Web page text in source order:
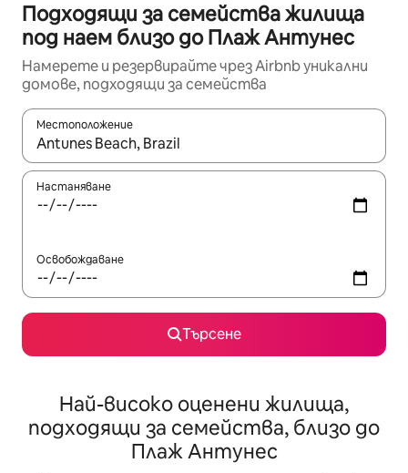
Подходящи за семейства жилища
под наем близо до Плаж Антунес
Намерете и резервирайте чрез Airbnb уникални
домове, подходящи за семейства
Местоположение
Когато резултатите се покажат, използвайте
Настаняване
Освобождаване
Търсене
Най-високо оценени жилища,
подходящи за семейства, близо до
Плаж Антунес